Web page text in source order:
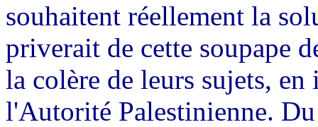
souhaitent réellement la
priverait de cette soupape
la colère de leurs sujets,
l'Autorité Palestinienne.